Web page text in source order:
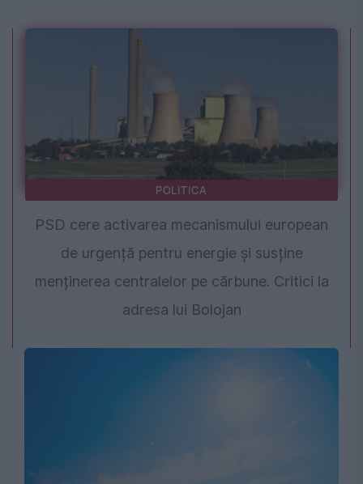
POLITICA
PSD cere activarea mecanismului european
de urgență pentru energie și susține
menținerea centralelor pe cărbune. Critici la
adresa lui Bolojan